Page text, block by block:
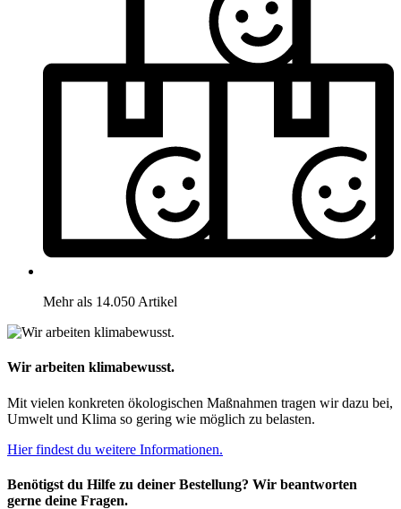
Mehr als 14.050 Artikel
Wir arbeiten klimabewusst.
Mit vielen konkreten ökologischen Maßnahmen tragen wir dazu bei,
Umwelt und Klima so gering wie möglich zu belasten.
Hier findest du weitere Informationen.
Benötigst du Hilfe zu deiner Bestellung? Wir beantworten
gerne deine Fragen.